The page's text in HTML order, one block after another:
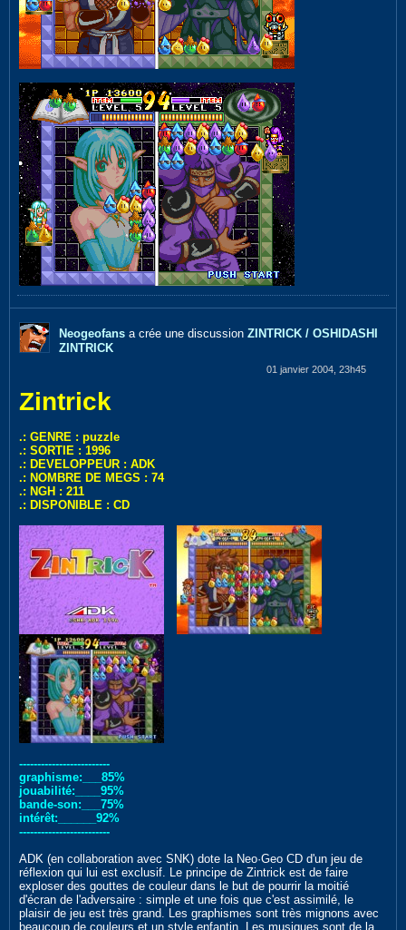
Neogeofans a crée une discussion ZINTRICK / OSHIDASHI
ZINTRICK
01 janvier 2004, 23h45
Zintrick
.: GENRE : puzzle
.: SORTIE : 1996
.: DEVELOPPEUR : ADK
.: NOMBRE DE MEGS : 74
.: NGH : 211
.: DISPONIBLE : CD
-------------------------
graphisme:___85%
jouabilité:____95%
bande-son:___75%
intérêt:______92%
-------------------------
ADK (en collaboration avec SNK) dote la Neo·Geo CD d'un jeu de
réflexion qui lui est exclusif. Le principe de Zintrick est de faire
exploser des gouttes de couleur dans le but de pourrir la moitié
d'écran de l'adversaire : simple et une fois que c'est assimilé, le
plaisir de jeu est très grand. Les graphismes sont très mignons avec
beaucoup de couleurs et un style enfantin. Les musiques sont de la